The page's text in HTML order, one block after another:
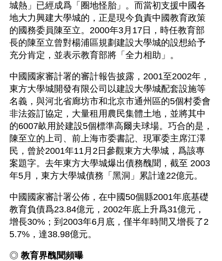
城熱」已經成爲「圈地怪胎」。而當初支援中國各
地大力興建大學城的，正是現今負責中國教育政策
的國務委員陳至立。2000年3月17日，時任教育部
長的陳至立曾對楊浦區規劃建設大學城的設想給予
充分肯定，並表示教育部將「全力相助」。
中國國家審計署的審計報告披露，2001至2002年，
東方大學城開發有限公司以建設大學城配套設施等
名義，與河北省廊坊市和北京市通州區的5個村委會
非法簽訂協定，大量租用農民集體土地，並將其中
的6007畝用於建設5個標準高爾夫球場。巧合的是，
陳至立的上司、前上海市委書記、現軍委主席江澤
民，曾於2001年11月2日參觀東方大學城，爲該專
案題字。去年東方大學城爆出債務醜聞，截至 2003
年5月，東方大學城債務「黑洞」累計達22億元。
中國國家審計署公佈，在中國50個縣2001年底基礎
教育負債爲23.84億元，2002年底上升爲31億元，
增長30%；到2003年6月底，僅半年時間又增長了2
5.7%，達38.98億元。
◎ 教育界醜聞頻曝